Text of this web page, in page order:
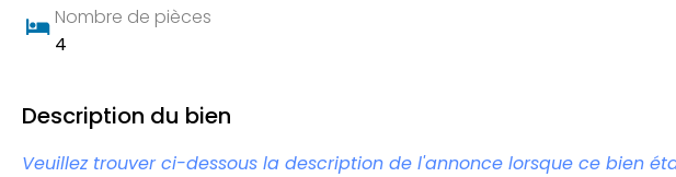
Nombre de pièces
4
Description du bien
Veuillez trouver ci-dessous la description de l'annonce lorsque ce bien